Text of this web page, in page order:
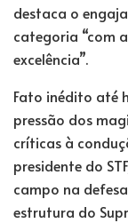
destaca o
categoria “com
excelência”.
Fato inédito até
pressão dos
críticas à
presidente do
campo na
estrutura do